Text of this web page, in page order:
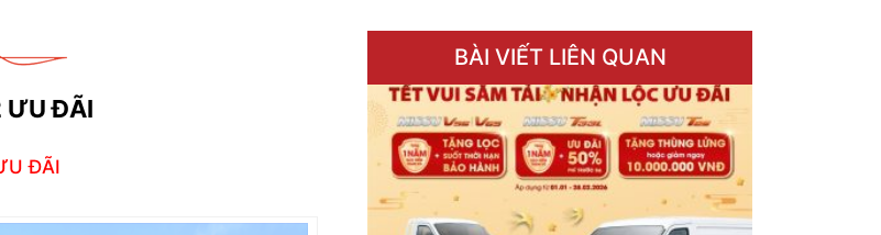
ƯU ĐÃI
ĐÃI
BÀI VIẾT LIÊN QUAN